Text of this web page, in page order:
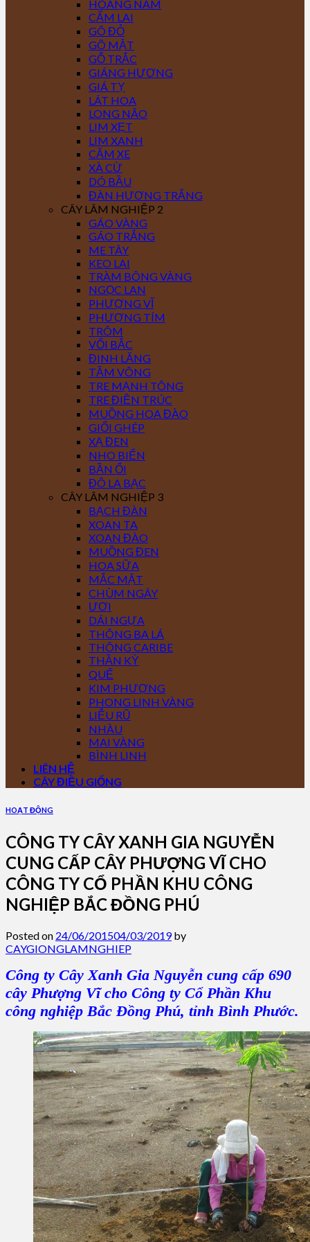
HOÀNG NAM
CẨM LAI
GÕ ĐỎ
GÕ MẬT
GỖ TRẮC
GIÁNG HƯƠNG
GIÁ TỴ
LÁT HOA
LONG NÃO
LIM XẸT
LIM XANH
CĂM XE
XÀ CỪ
DÓ BẦU
ĐÀN HƯƠNG TRẮNG
CÂY LÂM NGHIỆP 2
GÁO VÀNG
GÁO TRẮNG
ME TÂY
KEO LAI
TRÀM BÔNG VÀNG
NGỌC LAN
PHƯỢNG VĨ
PHƯỢNG TÍM
TRÔM
VỐI BẮC
ĐINH LĂNG
TẦM VÔNG
TRE MẠNH TÔNG
TRE ĐIỀN TRÚC
MUỒNG HOA ĐÀO
GIỔI GHÉP
XẠ ĐEN
NHO BIỂN
BẦN ỔI
ĐÔ LA BẠC
CÂY LÂM NGHIỆP 3
BẠCH ĐÀN
XOAN TA
XOAN ĐÀO
MUỒNG ĐEN
HOA SỮA
MẮC MẬT
CHÙM NGÂY
ƯƠI
DÁI NGỰA
THÔNG BA LÁ
THÔNG CARIBE
THẦN KỲ
QUẾ
KIM PHƯỢNG
PHONG LINH VÀNG
LIỄU RŨ
NHÀU
MAI VÀNG
BÌNH LINH
LIÊN HỆ
CÂY ĐIỀU GIỐNG
HOẠT ĐỘNG
CÔNG TY CÂY XANH GIA NGUYỄN
CUNG CẤP CÂY PHƯỢNG VĨ CHO
CÔNG TY CỔ PHẦN KHU CÔNG
NGHIỆP BẮC ĐỒNG PHÚ
Posted on 24/06/201504/03/2019by
CAYGIONGLAMNGHIEP
Công ty Cây Xanh Gia Nguyễn cung cấp 690
cây Phượng Vĩcho Công ty Cổ Phần Khu
công nghiệp Bắc Đồng Phú, tỉnh Bình Phước.